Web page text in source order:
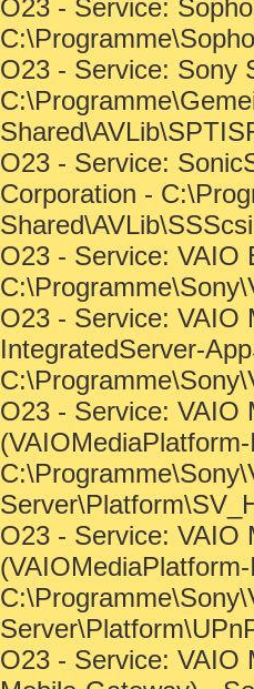
O23 - Service:
O23 - Service: Sony
O23 - Service:
Corporation -
O23 - Service: VAIO
O23 - Service: VAIO
IntegratedServer-
O23 - Service: VAIO
O23 - Service: VAIO
O23 - Service: VAIO